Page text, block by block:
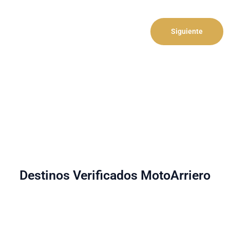
Siguiente
Destinos Verificados MotoArriero